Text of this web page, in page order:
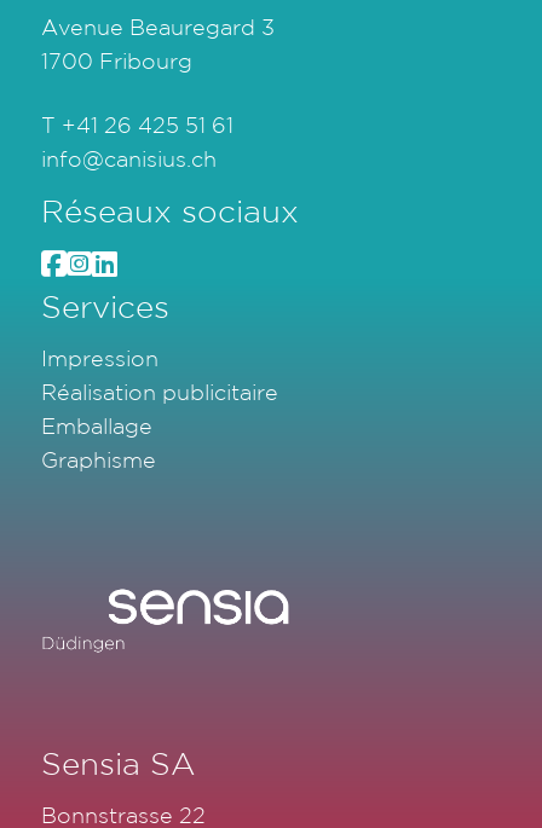
Avenue Beauregard 3
1700 Fribourg
T +41 26 425 51 61
info@canisius.ch
Réseaux sociaux
Services
Impression
Réalisation publicitaire
Emballage
Graphisme
Sensia SA
Bonnstrasse 22